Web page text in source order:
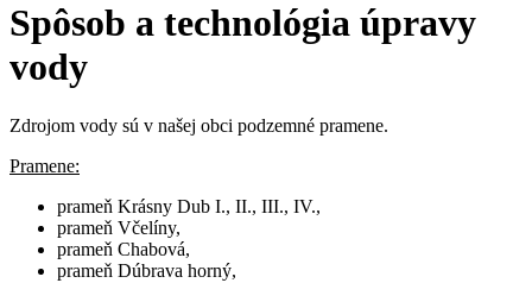
Spôsob a technológia úpravy
vody
Zdrojom vody sú v našej obci podzemné pramene.
Pramene:
prameň Krásny Dub I., II., III., IV.,
prameň Včelíny,
prameň Chabová,
prameň Dúbrava horný,